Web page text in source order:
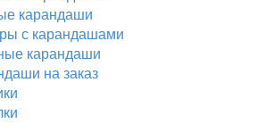
карандаши
с карандашами
карандаши
на заказ